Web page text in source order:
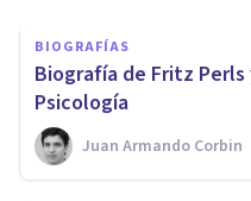
BIOGRAFÍAS
​Biografía de Fritz
Psicología
Juan Armando Corbin